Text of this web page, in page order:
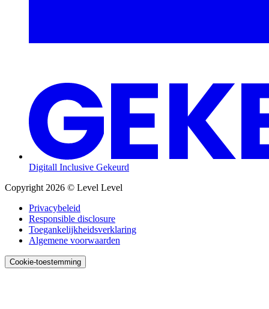
Digitall Inclusive Gekeurd
Copyright 2026 © Level Level
Privacybeleid
Responsible disclosure
Toegankelijk­heids­verklaring
Algemene voorwaarden
Cookie-toestemming